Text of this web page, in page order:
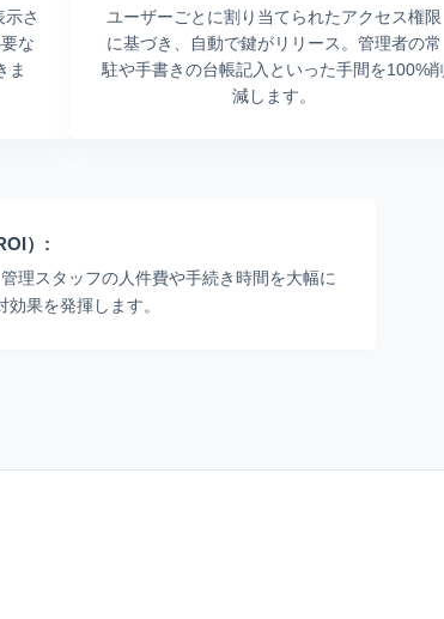
さ
な
ま
ユーザーごとに割り当てられたアクセス権限
に基づき、自動で鍵がリリース。管理者の常
駐や手書きの台帳記入といった手間を100%削
減します。
）:
理スタッフの人件費や手続き時間を大幅に
果を発揮します。